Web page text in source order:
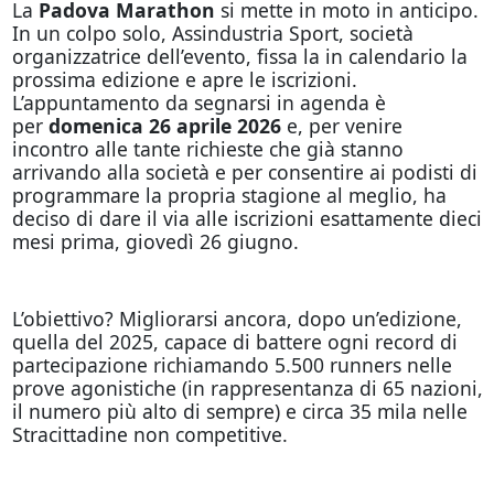
La Padova Marathon si mette in moto in anticipo.
In un colpo solo, Assindustria Sport, società
organizzatrice dell’evento, fissa la in calendario la
prossima edizione e apre le iscrizioni.
L’appuntamento da segnarsi in agenda è
per domenica 26 aprile 2026 e, per venire
incontro alle tante richieste che già stanno
arrivando alla società e per consentire ai podisti di
programmare la propria stagione al meglio, ha
deciso di dare il via alle iscrizioni esattamente dieci
mesi prima, giovedì 26 giugno.
L’obiettivo? Migliorarsi ancora, dopo un’edizione,
quella del 2025, capace di battere ogni record di
partecipazione richiamando 5.500 runners nelle
prove agonistiche (in rappresentanza di 65 nazioni,
il numero più alto di sempre) e circa 35 mila nelle
Stracittadine non competitive.